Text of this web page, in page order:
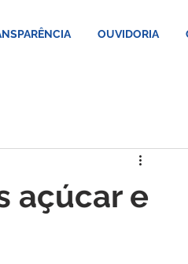
OUVIDORIA
açúcar e